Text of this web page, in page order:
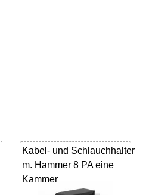
Kabel- und Schlauchhalter
m. Hammer 8 PA eine
Kammer